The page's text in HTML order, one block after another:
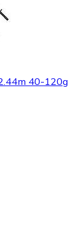
40-120g